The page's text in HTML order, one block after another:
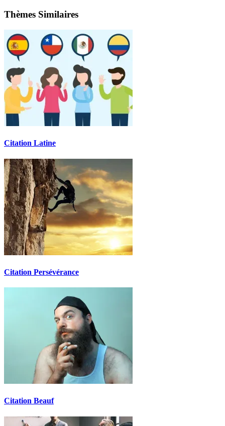
Thèmes Similaires
Citation Latine
Citation Persévérance
Citation Beauf